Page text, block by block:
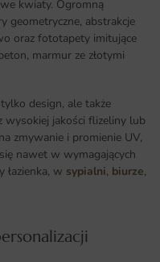
kwiaty. Ogromną
geometryczne, abstrakcje
oraz fototapety imitujące
marmur ze złotymi
design, ale także
wysokiej jakości flizeliny lub
zmywanie i promienie UV,
nawet w wymagających
łazienka, w sypialni, biurze,